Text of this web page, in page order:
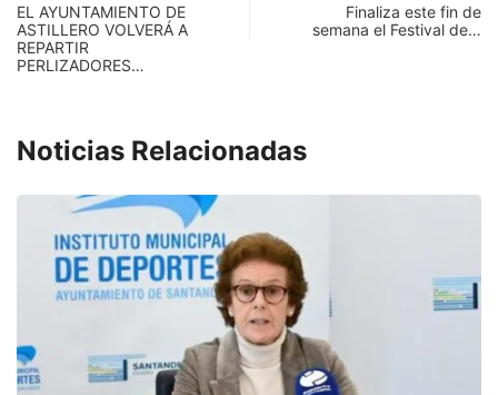
EL AYUNTAMIENTO DE
ASTILLERO VOLVERÁ A
REPARTIR
PERLIZADORES…
Finaliza este fin de
semana el Festival de…
Noticias Relacionadas